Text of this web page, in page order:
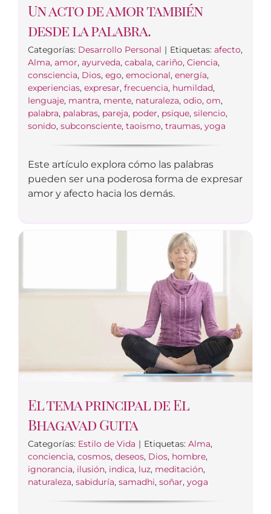
Un acto de amor también
desde la palabra.
Categorías: Desarrollo Personal | Etiquetas: afecto,
Alma, amor, ayurveda, cabala, cariño, Ciencia,
consciencia, Dios, ego, emocional, energía,
experiencias, expresar, frecuencia, humildad,
lenguaje, mantra, mente, naturaleza, odio, om,
palabra, palabras, pareja, poder, psique, silencio,
sonido, subconsciente, taoismo, traumas, yoga
Este artículo explora cómo las palabras
pueden ser una poderosa forma de expresar
amor y afecto hacia los demás.
El tema principal de El
Bhagavad Guita
Categorías: Estilo de Vida | Etiquetas: Alma,
conciencia, cosmos, deseos, Dios, hombre,
ignorancia, ilusión, indica, luz, meditación,
naturaleza, sabiduría, samadhi, soñar, yoga